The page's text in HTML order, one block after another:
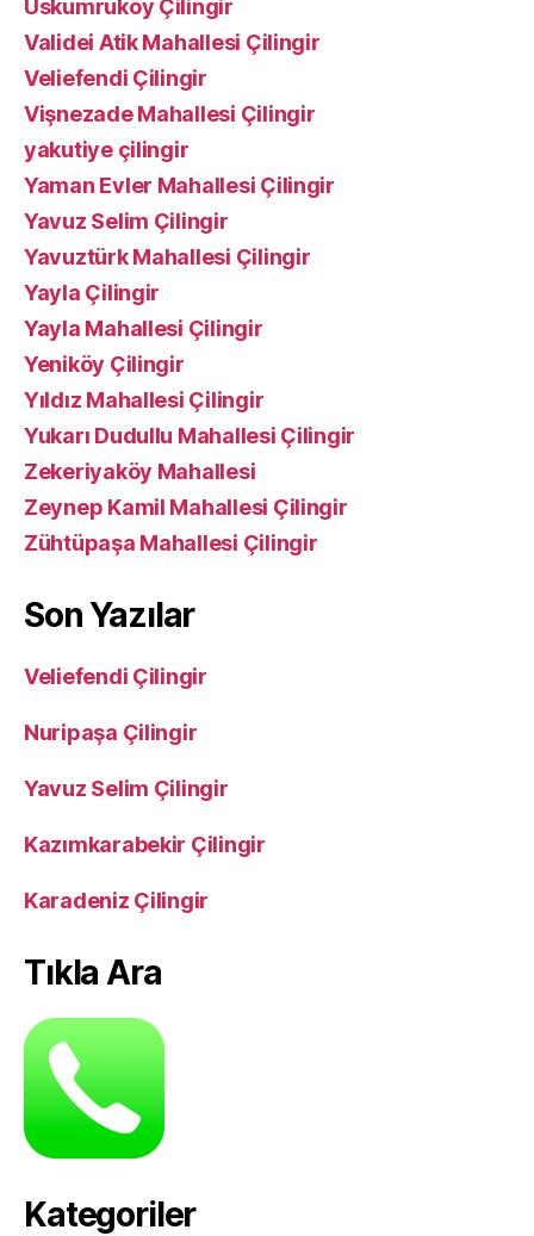
Uskumruköy Çilingir
Validei Atik Mahallesi Çilingir
Veliefendi Çilingir
Vişnezade Mahallesi Çilingir
yakutiye çilingir
Yaman Evler Mahallesi Çilingir
Yavuz Selim Çilingir
Yavuztürk Mahallesi Çilingir
Yayla Çilingir
Yayla Mahallesi Çilingir
Yeniköy Çilingir
Yıldız Mahallesi Çilingir
Yukarı Dudullu Mahallesi Çilingir
Zekeriyaköy Mahallesi
Zeynep Kamil Mahallesi Çilingir
Zühtüpaşa Mahallesi Çilingir
Son Yazılar
Veliefendi Çilingir
Nuripaşa Çilingir
Yavuz Selim Çilingir
Kazımkarabekir Çilingir
Karadeniz Çilingir
Tıkla Ara
Kategoriler